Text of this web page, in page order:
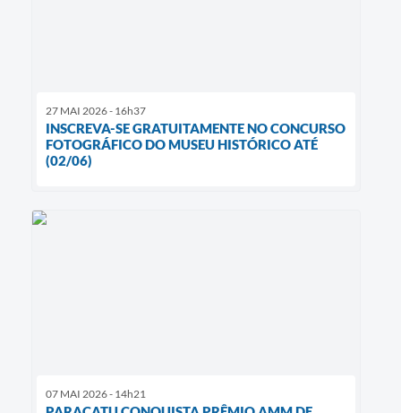
27 MAI 2026 - 16h37
INSCREVA-SE GRATUITAMENTE NO CONCURSO
FOTOGRÁFICO DO MUSEU HISTÓRICO ATÉ
(02/06)
07 MAI 2026 - 14h21